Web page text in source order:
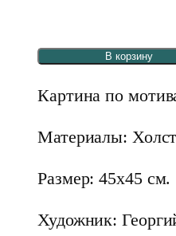
В корзину
Картина по
Материалы:
Размер: 45х45 см.
Художник: